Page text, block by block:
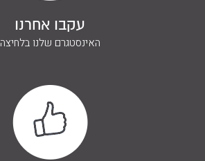
עקבו אחרנו
האינסטגרם שלנו בלחיצה